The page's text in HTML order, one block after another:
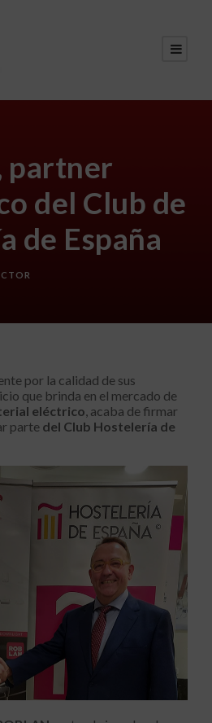
partner
del Club de
de España
por la calidad de sus
que brinda en el mercado de
eléctrico, acaba de firmar
parte del Club Hostelería de